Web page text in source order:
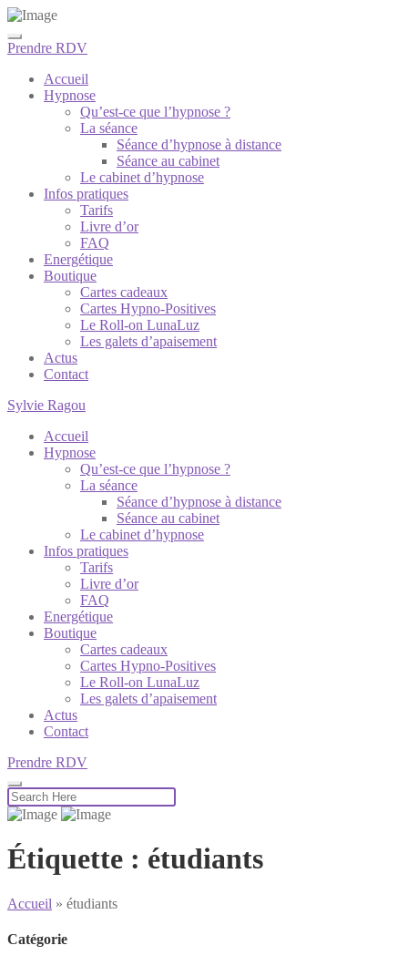
Prendre RDV
Accueil
Hypnose
Qu’est-ce que l’hypnose ?
La séance
Séance d’hypnose à distance
Séance au cabinet
Le cabinet d’hypnose
Infos pratiques
Tarifs
Livre d’or
FAQ
Energétique
Boutique
Cartes cadeaux
Cartes Hypno-Positives
Le Roll-on LunaLuz
Les galets d’apaisement
Actus
Contact
Sylvie Ragou
Accueil
Hypnose
Qu’est-ce que l’hypnose ?
La séance
Séance d’hypnose à distance
Séance au cabinet
Le cabinet d’hypnose
Infos pratiques
Tarifs
Livre d’or
FAQ
Energétique
Boutique
Cartes cadeaux
Cartes Hypno-Positives
Le Roll-on LunaLuz
Les galets d’apaisement
Actus
Contact
Prendre RDV
Étiquette : étudiants
Accueil » étudiants
Catégorie